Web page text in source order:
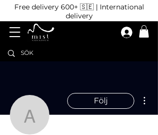
Free delivery 600+ 🇸🇪 | International
delivery
anita.gullbo
Följ